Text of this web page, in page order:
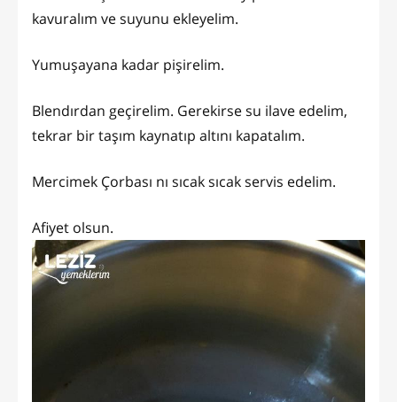
kavuralım ve suyunu ekleyelim.
Yumuşayana kadar pişirelim.
Blendırdan geçirelim. Gerekirse su ilave edelim,
tekrar bir taşım kaynatıp altını kapatalım.
Mercimek Çorbası nı sıcak sıcak servis edelim.
Afiyet olsun.